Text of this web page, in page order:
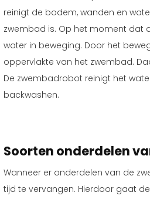
reinigt de bodem, wanden en
zwembad is. Op het moment dat
water in beweging. Door het
oppervlakte van het zwembad.
De zwembadrobot reinigt het
backwashen.
Soorten onderdelen
Wanneer er onderdelen van de
tijd te vervangen. Hierdoor gaat